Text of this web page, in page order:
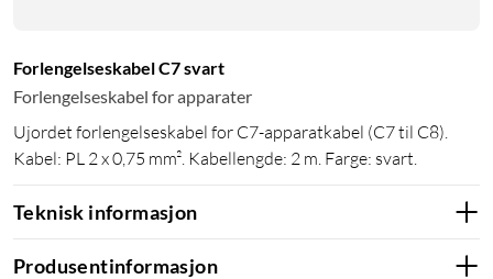
Forlengelseskabel C7 svart
Forlengelseskabel for apparater
Ujordet forlengelseskabel for C7-apparatkabel (C7 til C8).
Kabel: PL 2 x 0,75 mm². Kabellengde: 2 m. Farge: svart.
Teknisk informasjon
Produsentinformasjon